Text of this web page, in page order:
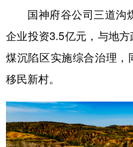
国神府谷公司三道沟
企业投资3.5亿元，与地
煤沉陷区实施综合治理，
移民新村。